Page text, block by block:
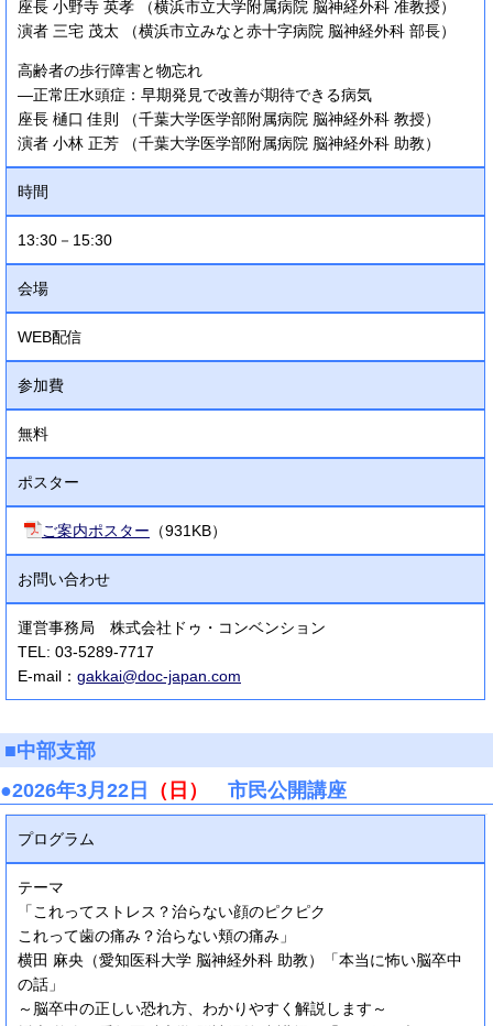
座長 小野寺 英孝 （横浜市立大学附属病院 脳神経外科 准教授）
演者 三宅 茂太 （横浜市立みなと赤十字病院 脳神経外科 部長）
高齢者の歩行障害と物忘れ
―正常圧水頭症：早期発見で改善が期待できる病気
座長 樋口 佳則 （千葉大学医学部附属病院 脳神経外科 教授）
演者 小林 正芳 （千葉大学医学部附属病院 脳神経外科 助教）
時間
13:30－15:30
会場
WEB配信
参加費
無料
ポスター
ご案内ポスター （931KB）
お問い合わせ
運営事務局 株式会社ドゥ・コンベンション
TEL: 03-5289-7717
E-mail： gakkai@doc-japan.com
■中部支部
●2026年3月22日
（日） 市民公開講座
プログラム
テーマ
「これってストレス？治らない顔のピクピク
これって歯の痛み？治らない頬の痛み」
横田 麻央（愛知医科大学 脳神経外科 助教）「本当に怖い脳卒中
の話」
～脳卒中の正しい恐れ方、わかりやすく解説します～